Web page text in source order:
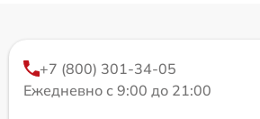
+7 (800) 301-34-05
Ежедневно с 9:00 до 21:00